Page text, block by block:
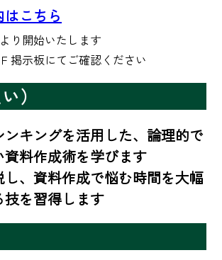
こちら
り開始いたします
掲示板にてご確認ください
）
ンキングを活用した、論理的で
資料作成術を学びます
し、資料作成で悩む時間を大幅
技を習得します